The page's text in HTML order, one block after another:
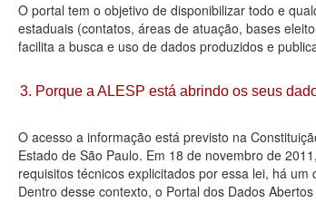
O portal tem o objetivo de disponibilizar todo e
estaduais (contatos, áreas de atuação, bases
facilita a busca e uso de dados produzidos e
3. Porque a ALESP está abrindo os seus
O acesso a informação está previsto na
Estado de São Paulo. Em 18 de novembro de
requisitos técnicos explicitados por essa lei, há
Dentro desse contexto, o Portal dos Dados